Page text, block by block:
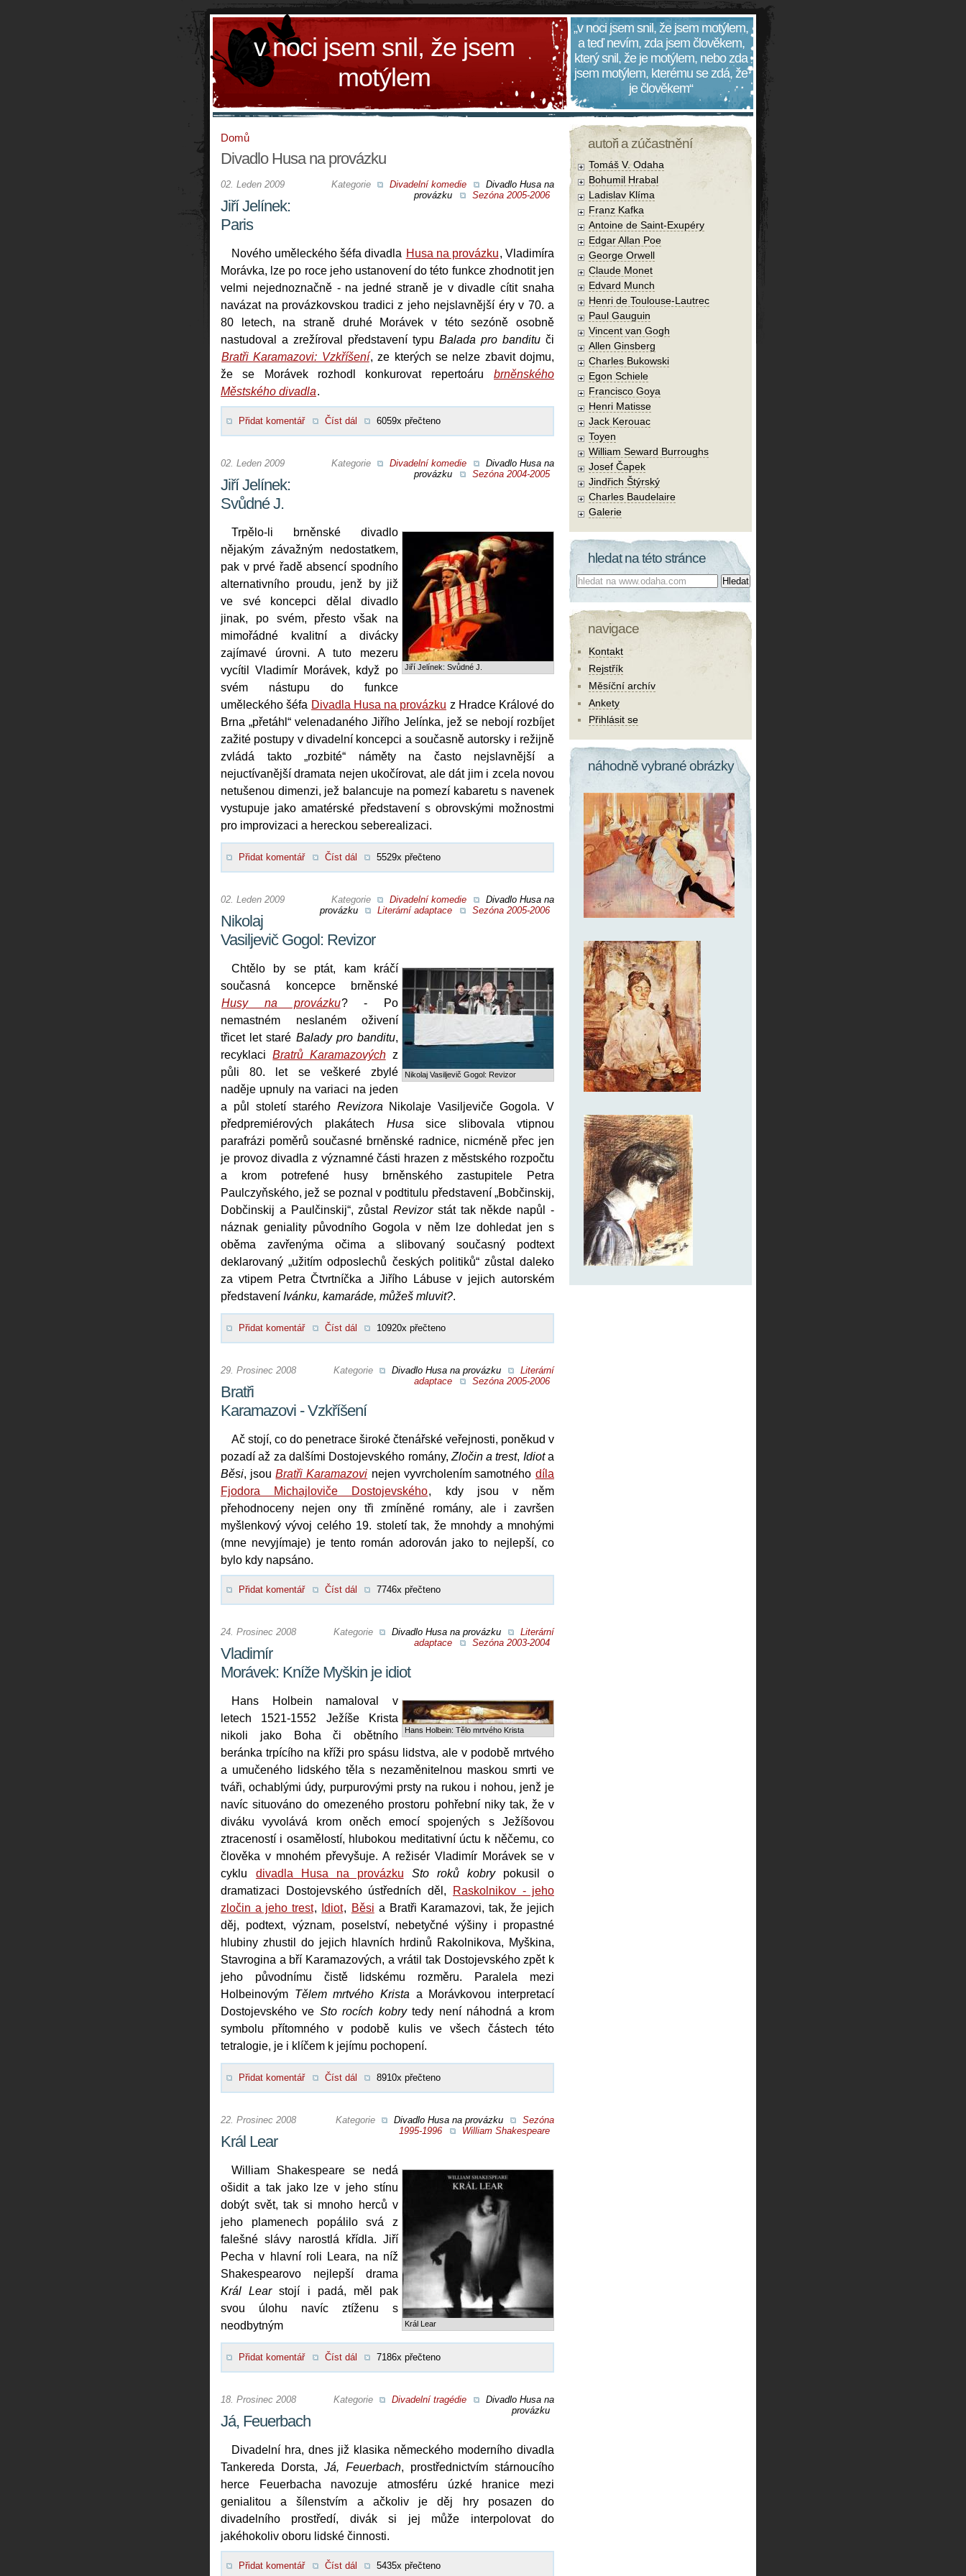
v noci jsem snil, že jsem
motýlem
„v noci jsem snil, že jsem motýlem,
a teď nevím, zda jsem člověkem,
který snil, že je motýlem, nebo zda
jsem motýlem, kterému se zdá, že
je člověkem“
Domů
Divadlo Husa na provázku
Kategorie Divadelní komedie
Divadlo Husa na
provázku
Sezóna 2005-2006
02. Leden 2009
Jiří Jelínek:
Paris
Nového uměleckého šéfa divadla Husa na provázku, Vladimíra
Morávka, lze po roce jeho ustanovení do této funkce zhodnotit jen
velmi nejednoznačně - na jedné straně je v divadle cítit snaha
navázat na provázkovskou tradici z jeho nejslavnější éry v 70. a
80 letech, na straně druhé Morávek v této sezóně osobně
nastudoval a zrežíroval představení typu Balada pro banditu či
Bratři Karamazovi: Vzkříšení, ze kterých se nelze zbavit dojmu,
že se Morávek rozhodl konkurovat repertoáru brněnského
Městského divadla.
Přidat komentář Číst dál 6059x přečteno
Kategorie Divadelní komedie
Divadlo Husa na
provázku
Sezóna 2004-2005
02. Leden 2009
Jiří Jelínek:
Svůdné J.
Jiří Jelínek: Svůdné J.
Trpělo-li brněnské divadlo
nějakým závažným nedostatkem,
pak v prvé řadě absencí spodního
alternativního proudu, jenž by již
ve své koncepci dělal divadlo
jinak, po svém, přesto však na
mimořádné kvalitní a divácky
zajímavé úrovni. A tuto mezeru
vycítil Vladimír Morávek, když po
svém nástupu do funkce
uměleckého šéfa Divadla Husa na provázku z Hradce Králové do
Brna „přetáhl“ velenadaného Jiřího Jelínka, jež se nebojí rozbíjet
zažité postupy v divadelní koncepci a současně autorsky i režijně
zvládá takto „rozbité“ náměty na často nejslavnější a
nejuctívanější dramata nejen ukočírovat, ale dát jim i zcela novou
netušenou dimenzi, jež balancuje na pomezí kabaretu s navenek
vystupuje jako amatérské představení s obrovskými možnostmi
pro improvizaci a hereckou seberealizaci.
Přidat komentář Číst dál 5529x přečteno
Kategorie Divadelní komedie
Divadlo Husa na
provázku
Literární adaptace Sezóna 2005-2006
02. Leden 2009
Nikolaj
Vasiljevič Gogol: Revizor
Nikolaj Vasiljevič Gogol: Revizor
Chtělo by se ptát, kam kráčí
současná koncepce brněnské
Husy na provázku? - Po
nemastném neslaném oživení
třicet let staré Balady pro banditu,
recyklaci Bratrů Karamazových z
půli 80. let se veškeré zbylé
naděje upnuly na variaci na jeden
a půl století starého Revizora Nikolaje Vasiljeviče Gogola. V
předpremiérových plakátech Husa sice slibovala vtipnou
parafrázi poměrů současné brněnské radnice, nicméně přec jen
je provoz divadla z významné části hrazen z městského rozpočtu
a krom potrefené husy brněnského zastupitele Petra
Paulczyňského, jež se poznal v podtitulu představení „Bobčinskij,
Dobčinskij a Paulčinskij“, zůstalRevizorstát tak někde napůl -
náznak geniality původního Gogola v něm lze dohledat jen s
oběma zavřenýma očima a slibovaný současný podtext
deklarovaný „užitím odposlechů českých politiků“ zůstal daleko
za vtipem Petra Čtvrtníčka a Jiřího Lábuse v jejich autorském
představení Ivánku, kamaráde, můžeš mluvit?.
Přidat komentář Číst dál 10920x přečteno
Kategorie Divadlo Husa na provázku
Literární
adaptace
Sezóna 2005-2006
29. Prosinec 2008
Bratři
Karamazovi - Vzkříšení
Ač stojí, co do penetrace široké čtenářské veřejnosti, poněkud v
pozadí až za dalšími Dostojevského romány, Zločin a trest, Idiota
Běsi, jsou Bratři Karamazovi nejen vyvrcholením samotného díla
Fjodora Michajloviče Dostojevského, kdy jsou v něm
přehodnoceny nejen ony tři zmíněné romány, ale i završen
myšlenkový vývoj celého 19. století tak, že mnohdy a mnohými
(mne nevyjímaje) je tento román adorován jako to nejlepší, co
bylo kdy napsáno.
Přidat komentář Číst dál 7746x přečteno
Kategorie Divadlo Husa na provázku
Literární
adaptace
Sezóna 2003-2004
24. Prosinec 2008
Vladimír
Morávek: Kníže Myškin je idiot
Hans Holbein: Tělo mrtvého Krista
Hans Holbein namaloval v
letech 1521-1552 Ježíše Krista
nikoli jako Boha či obětního
beránka trpícího na kříži pro spásu lidstva, ale v podobě mrtvého
a umučeného lidského těla s nezaměnitelnou maskou smrti ve
tváři, ochablými údy, purpurovými prsty na rukou i nohou, jenž je
navíc situováno do omezeného prostoru pohřební niky tak, že v
diváku vyvolává krom oněch emocí spojených s Ježíšovou
ztraceností i osamělostí, hlubokou meditativní úctu k něčemu, co
člověka v mnohém převyšuje. A režisér Vladimír Morávek se v
cyklu divadla Husa na provázku Sto roků kobrypokusil o
dramatizaci Dostojevského ústředních děl,
Raskolnikov - jeho
zločin a jeho trest, Idiot, Běsi a Bratři Karamazovi, tak, že jejich
děj, podtext, význam, poselství, nebetyčné výšiny i propastné
hlubiny zhustil do jejich hlavních hrdinů Rakolnikova, Myškina,
Stavrogina a bří Karamazových, a vrátil tak Dostojevského zpět k
jeho původnímu čistě lidskému rozměru. Paralela mezi
Holbeinovým Tělem mrtvého Krista a Morávkovou interpretací
Dostojevského ve Sto rocích kobrytedy není náhodná a krom
symbolu přítomného v podobě kulis ve všech částech této
tetralogie, je i klíčem k jejímu pochopení.
Přidat komentář Číst dál 8910x přečteno
Kategorie Divadlo Husa na provázku
Sezóna
1995-1996
William Shakespeare
22. Prosinec 2008
Král Lear
Král Lear
William Shakespeare se nedá
ošidit a tak jako lze v jeho stínu
dobýt svět, tak si mnoho herců v
jeho plamenech popálilo svá z
falešné slávy narostlá křídla. Jiří
Pecha v hlavní roli Leara, na níž
Shakespearovo nejlepší drama
Král Learstojí i padá, měl pak
svou úlohu navíc ztíženu s
neodbytným
Přidat komentář Číst dál 7186x přečteno
Kategorie Divadelní tragédie
Divadlo Husa na
provázku
18. Prosinec 2008
Já, Feuerbach
Divadelní hra, dnes již klasika německého moderního divadla
Tankereda Dorsta, Já, Feuerbach, prostřednictvím stárnoucího
herce Feuerbacha navozuje atmosféru úzké hranice mezi
genialitou a šílenstvím a ačkoliv je děj hry posazen do
divadelního prostředí, divák si jej může interpolovat do
jakéhokoliv oboru lidské činnosti.
Přidat komentář Číst dál 5435x přečteno
autoři a zúčastnění
Tomáš V. Odaha
Bohumil Hrabal
Ladislav Klíma
Franz Kafka
Antoine de Saint-Exupéry
Edgar Allan Poe
George Orwell
Claude Monet
Edvard Munch
Henri de Toulouse-Lautrec
Paul Gauguin
Vincent van Gogh
Allen Ginsberg
Charles Bukowski
Egon Schiele
Francisco Goya
Henri Matisse
Jack Kerouac
Toyen
William Seward Burroughs
Josef Čapek
Jindřich Štýrský
Charles Baudelaire
Galerie
hledat na této stránce
Co hledat:
navigace
Kontakt
Rejstřík
Měsíční archív
Ankety
Přihlásit se
náhodně vybrané obrázky